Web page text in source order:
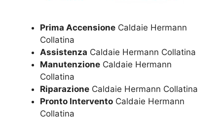
Prima Accensione Caldaie Hermann
Collatina
Assistenza Caldaie Hermann Collatina
Manutenzione Caldaie Hermann
Collatina
Riparazione Caldaie Hermann Collatina
Pronto Intervento Caldaie Hermann
Collatina